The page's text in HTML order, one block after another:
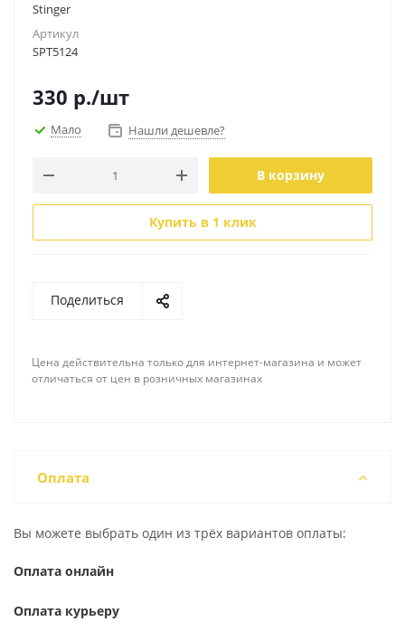
Stinger
Артикул
SPT5124
330 р./шт
Мало Нашли дешевле?
В корзину
Купить в 1 клик
Поделиться
Цена действительна только для интернет-магазина и может
отличаться от цен в розничных магазинах
Оплата
Вы можете выбрать один из трёх вариантов оплаты:
Оплата онлайн
Оплата курьеру